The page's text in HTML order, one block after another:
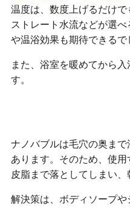
温度は、数度上げるだけで
ストレート水流などが選
や温浴効果も期待できるで
また、浴室を暖めてから
す。
ナノバブルは毛穴の奥ま
あります。そのため、使
皮脂まで落としてしまい、
解決策は、ボディソープ